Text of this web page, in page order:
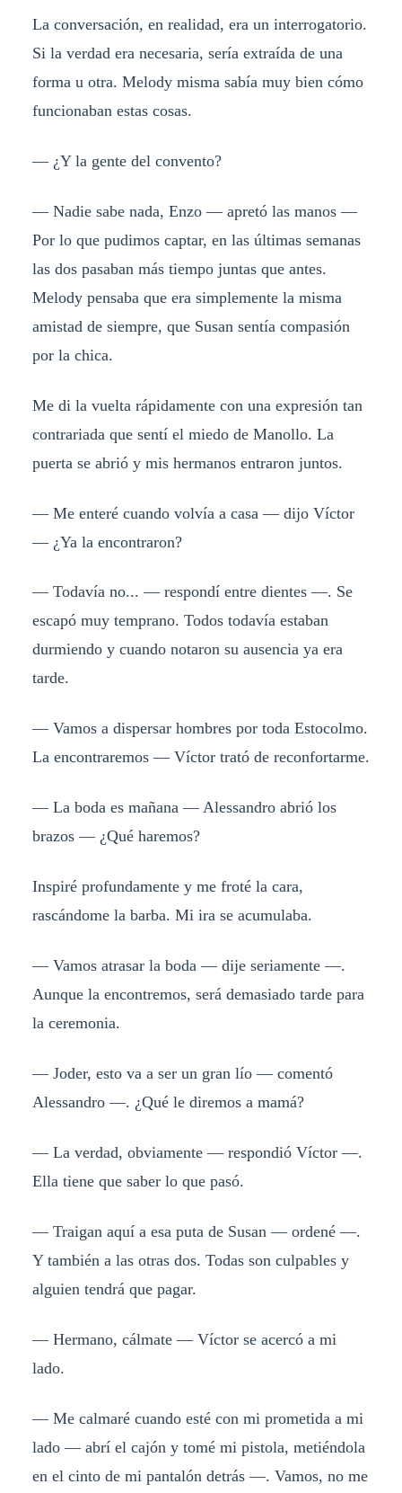
La conversación, en realidad, era un interrogatorio.
Si la verdad era necesaria, sería extraída de una
forma u otra. Melody misma sabía muy bien cómo
funcionaban estas cosas.
— ¿Y la gente del convento?
— Nadie sabe nada, Enzo — apretó las manos —
Por lo que pudimos captar, en las últimas semanas
las dos pasaban más tiempo juntas que antes.
Melody pensaba que era simplemente la misma
amistad de siempre, que Susan sentía compasión
por la chica.
Me di la vuelta rápidamente con una expresión tan
contrariada que sentí el miedo de Manollo. La
puerta se abrió y mis hermanos entraron juntos.
— Me enteré cuando volvía a casa — dijo Víctor
— ¿Ya la encontraron?
— Todavía no... — respondí entre dientes —. Se
escapó muy temprano. Todos todavía estaban
durmiendo y cuando notaron su ausencia ya era
tarde.
— Vamos a dispersar hombres por toda Estocolmo.
La encontraremos — Víctor trató de reconfortarme.
— La boda es mañana — Alessandro abrió los
brazos — ¿Qué haremos?
Inspiré profundamente y me froté la cara,
rascándome la barba. Mi ira se acumulaba.
— Vamos atrasar la boda — dije seriamente —.
Aunque la encontremos, será demasiado tarde para
la ceremonia.
— Joder, esto va a ser un gran lío — comentó
Alessandro —. ¿Qué le diremos a mamá?
— La verdad, obviamente — respondió Víctor —.
Ella tiene que saber lo que pasó.
— Traigan aquí a esa puta de Susan — ordené —.
Y también a las otras dos. Todas son culpables y
alguien tendrá que pagar.
— Hermano, cálmate — Víctor se acercó a mi
lado.
— Me calmaré cuando esté con mi prometida a mi
lado — abrí el cajón y tomé mi pistola, metiéndola
en el cinto de mi pantalón detrás —. Vamos, no me